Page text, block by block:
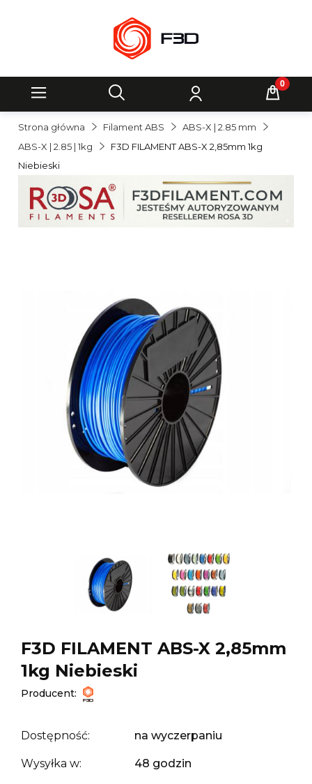
Strona główna Filament ABS
ABS-X | 2.85 mm
ABS-X | 2.85 | 1kg
F3D FILAMENT ABS-X 2,85mm 1kg
Niebieski
F3D FILAMENT ABS-X 2,85mm
1kg Niebieski
Producent:
Dostępność: na wyczerpaniu
Wysyłka w: 48 godzin